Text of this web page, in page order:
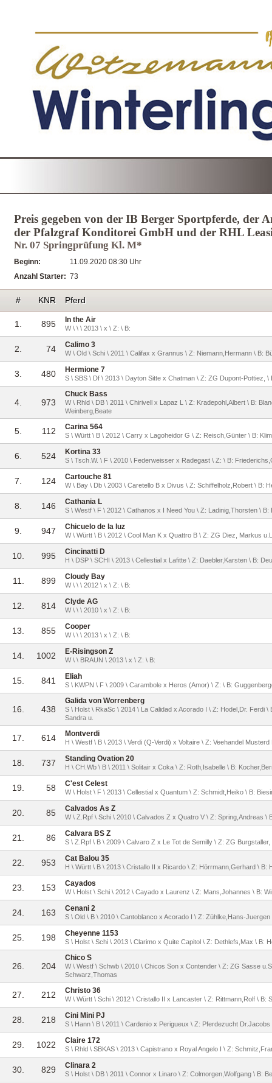
Preis gegeben von der IB Berger Sportpferde, der
der Pfalzgraf Konditorei GmbH und der RHL
Nr. 07 Springprüfung Kl. M*
Beginn:
11.09.2020 08:30 Uhr
Anzahl Starter: 73
# KNR Pferd
1. 895 In the Air
W \ \ \ 2013 \ x \ Z: \ B:
2. 74 Calimo 3
W \ Old \ Schi \ 2011 \ Califax x Grannus \ Z: Niemann,Hermann \ B:
3. 480 Hermione 7
S \ SBS \ Df \ 2013 \ Dayton Sitte x Chatman \ Z: ZG Dupont-Pottiez, \
4. 973
Chuck Bass
W \ Rhld \ DB \ 2011 \ Chirivell x Lapaz L \ Z: Kradepohl,Albert \ B:
Weinberg,Beate
5. 112 Carina 564
S \ Württ \ B \ 2012 \ Carry x Lagoheidor G \ Z: Reisch,Günter \ B:
6. 524 Kortina 33
S \ Tsch.W. \ F \ 2010 \ Federweisser x Radegast \ Z: \ B:
7. 124 Cartouche 81
W \ Bay \ Db \ 2003 \ Caretello B x Divus \ Z: Schiffelholz,Robert \ B:
8. 146 Cathania L
S \ Westf \ F \ 2012 \ Cathanos x I Need You \ Z: Ladinig,Thorsten \ B:
9. 947 Chicuelo de la luz
W \ Württ \ B \ 2012 \ Cool Man K x Quattro B \ Z: ZG Diez, Markus
10. 995 Cincinatti D
H \ DSP \ SCHI \ 2013 \ Cellestial x Lafitte \ Z: Daebler,Karsten \ B:
11. 899 Cloudy Bay
W \ \ \ 2012 \ x \ Z: \ B:
12. 814 Clyde AG
W \ \ \ 2010 \ x \ Z: \ B:
13. 855 Cooper
W \ \ \ 2013 \ x \ Z: \ B:
14. 1002 E-Risingson Z
W \ \ BRAUN \ 2013 \ x \ Z: \ B:
15. 841 Eliah
S \ KWPN \ F \ 2009 \ Carambole x Heros (Amor) \ Z: \ B:
16. 438
Galida von Worrenberg
S \ Holst \ RkaSc \ 2014 \ La Calidad x Acorado I \ Z: Hodel,Dr. Ferdi \
Sandra u.
17. 614 Montverdi
H \ Westf \ B \ 2013 \ Verdi (Q-Verdi) x Voltaire \ Z: Veehandel Musterd
18. 737 Standing Ovation 20
H \ CH.Wb \ B \ 2011 \ Solitair x Coka \ Z: Roth,Isabelle \ B:
19. 58 C'est Celest
W \ Holst \ F \ 2013 \ Cellestial x Quantum \ Z: Schmidt,Heiko \ B:
20. 85 Calvados As Z
W \ Z.Rpf \ Schi \ 2010 \ Calvados Z x Quatro V \ Z: Spring,Andreas \
21. 86 Calvara BS Z
S \ Z.Rpf \ B \ 2009 \ Calvaro Z x Le Tot de Semilly \ Z: ZG
22. 953 Cat Balou 35
H \ Württ \ B \ 2013 \ Cristallo II x Ricardo \ Z: Hörrmann,Gerhard \ B:
23. 153 Cayados
W \ Holst \ Schi \ 2012 \ Cayado x Laurenz \ Z: Mans,Johannes \ B:
24. 163 Cenani 2
S \ Old \ B \ 2010 \ Cantoblanco x Acorado I \ Z: Zühlke,Hans-Juergen
25. 198 Cheyenne 1153
S \ Holst \ Schi \ 2013 \ Clarimo x Quite Capitol \ Z: Dethlefs,Max \ B:
26. 204
Chico S
W \ Westf \ Schwb \ 2010 \ Chicos Son x Contender \ Z: ZG Sasse
Schwarz,Thomas
27. 212 Christo 36
W \ Württ \ Schi \ 2012 \ Cristallo II x Lancaster \ Z: Rittmann,Rolf \ B:
28. 218 Cini Mini PJ
S \ Hann \ B \ 2011 \ Cardenio x Perigueux \ Z: Pferdezucht
29. 1022 Claire 172
S \ Rhld \ SBKAS \ 2013 \ Capistrano x Royal Angelo I \ Z:
30. 829 Clinara 2
S \ Holst \ DB \ 2011 \ Connor x Linaro \ Z: Colmorgen,Wolfgang \ B: